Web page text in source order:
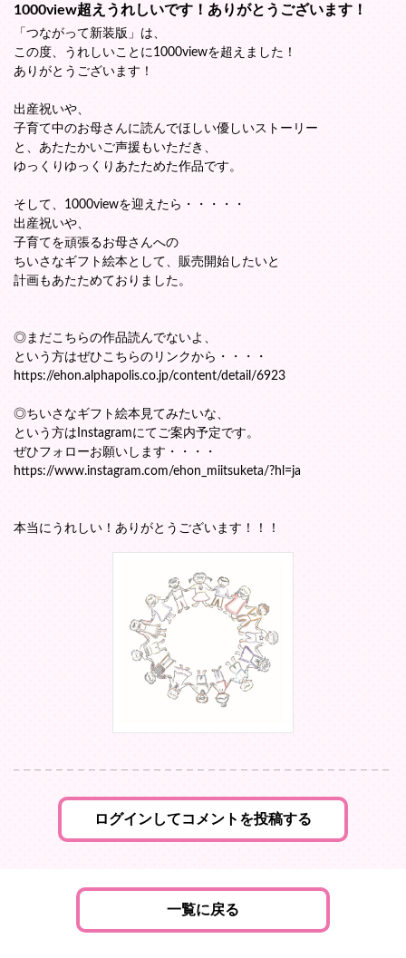
1000view超えうれしいです！ありがとうございます！
「つながって新装版」は、
この度、うれしいことに1000viewを超えました！
ありがとうございます！
出産祝いや、
子育て中のお母さんに読んでほしい優しいストーリー
と、あたたかいご声援もいただき、
ゆっくりゆっくりあたためた作品です。
そして、1000viewを迎えたら・・・・・
出産祝いや、
子育てを頑張るお母さんへの
ちいさなギフト絵本として、販売開始したいと
計画もあたためておりました。
◎まだこちらの作品読んでないよ、
という方はぜひこちらのリンクから・・・・
https://ehon.alphapolis.co.jp/content/detail/6923
◎ちいさなギフト絵本見てみたいな、
という方はInstagramにてご案内予定です。
ぜひフォローお願いします・・・・
https://www.instagram.com/ehon_miitsuketa/?hl=ja
本当にうれしい！ありがとうございます！！！
ログインしてコメントを投稿する
一覧に戻る